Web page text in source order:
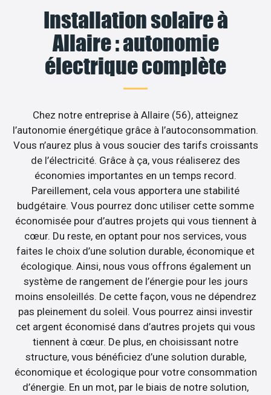
Installation solaire à
Allaire : autonomie
électrique complète
Chez notre entreprise à Allaire (56), atteignez
l’autonomie énergétique grâce à l’autoconsommation.
Vous n’aurez plus à vous soucier des tarifs croissants
de l’électricité. Grâce à ça, vous réaliserez des
économies importantes en un temps record.
Pareillement, cela vous apportera une stabilité
budgétaire. Vous pourrez donc utiliser cette somme
économisée pour d’autres projets qui vous tiennent à
cœur. Du reste, en optant pour nos services, vous
faites le choix d’une solution durable, économique et
écologique. Ainsi, nous vous offrons également un
système de rangement de l’énergie pour les jours
moins ensoleillés. De cette façon, vous ne dépendrez
pas pleinement du soleil. Vous pourrez ainsi investir
cet argent économisé dans d’autres projets qui vous
tiennent à cœur. De plus, en choisissant notre
structure, vous bénéficiez d’une solution durable,
économique et écologique pour votre consommation
d’énergie. En un mot, par le biais de notre solution,